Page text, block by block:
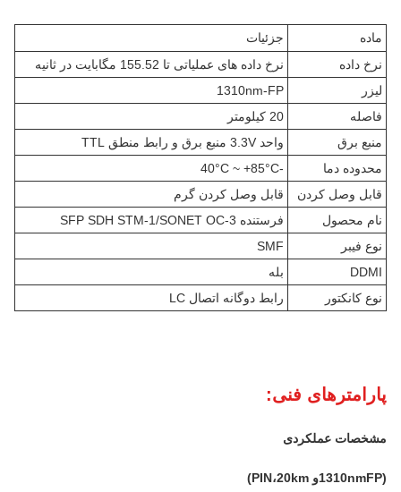
ماده
جزئیات
نرخ داده
نرخ داده های عملیاتی تا 155.52 مگابایت در ثانیه
لیزر
1310nm-FP
فاصله
20 کيلومتر
منبع برق
واحد 3.3V منبع برق و رابط منطق TTL
محدوده دما
-40°C ~ +85°C
قابل وصل کردن
قابل وصل کردن گرم
نام محصول
فرستنده SFP SDH STM-1/SONET OC-3
نوع فیبر
SMF
DDMI
بله
نوع کانکتور
رابط دوگانه اتصال LC
پارامترهای فنی:
مشخصات عملکردی
(
1310nmFP و PIN، 20km)